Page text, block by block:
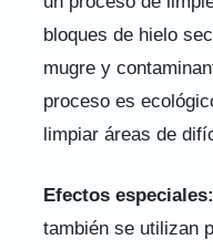
bloques de hielo
mugre y
proceso es
limpiar áreas de
Efectos especiales:
también se utilizan